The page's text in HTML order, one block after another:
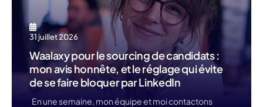
31 juillet 2026
Waalaxy pour le sourcing de candidats :
mon avis honnête, et le réglage qui évite
de se faire bloquer par LinkedIn
En une semaine, mon équipe et moi contactons